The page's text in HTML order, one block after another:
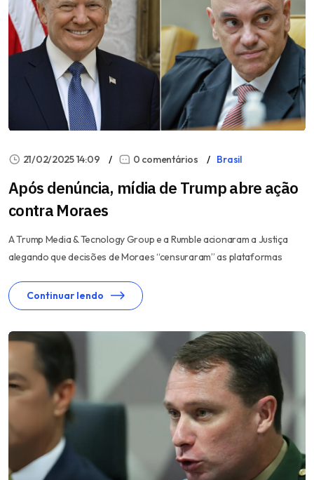
21/02/2025 14:09 0 comentários Brasil
Após denúncia, mídia de Trump abre ação
contra Moraes
A Trump Media & Tecnology Group e a Rumble acionaram a Justiça
alegando que decisões de Moraes “censuraram” as plataformas
Continuar lendo